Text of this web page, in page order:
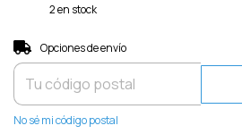
2en stock
Entregas para el CP:
Opciones de envío
No sé mi código postal